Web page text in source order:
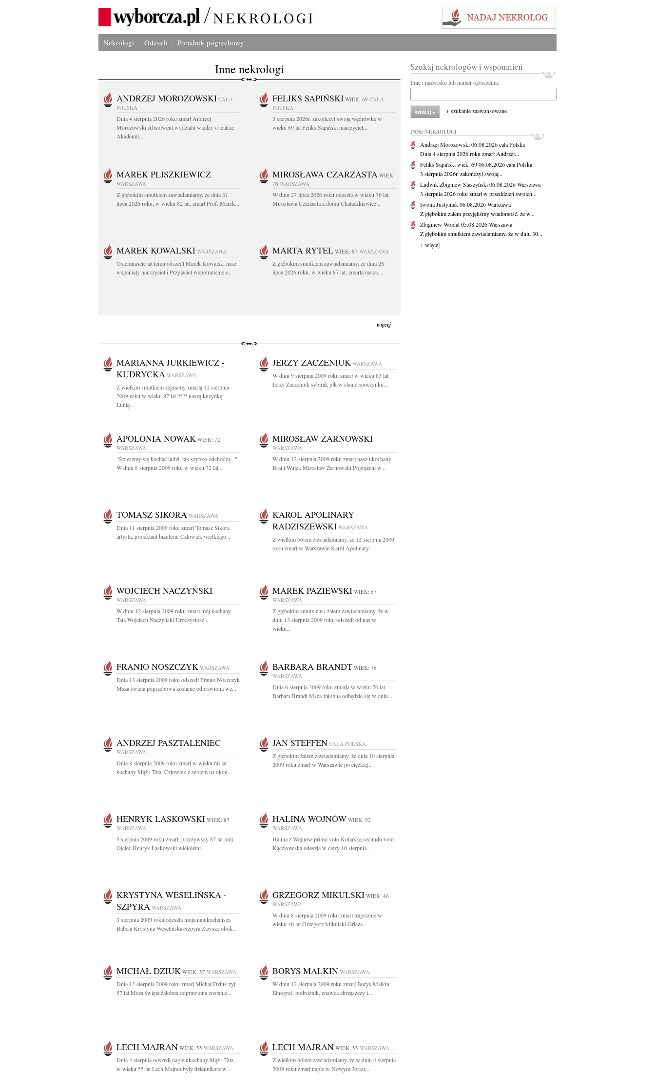
Nekrologi Odeszli Poradnik pogrzebowy
Inne nekrologi
ANDRZEJ MOROZOWSKI CAŁA
POLSKA
Dnia 4 sierpnia 2026 roku zmarł Andrzej
Morozowski Absolwent wydziału wiedzy o teatrze
Akademii...
FELIKS SAPIŃSKI WIEK: 69 CAŁA
POLSKA
3 sierpnia 2026r. zakończył swoją wędrówkę w
wieku 69 lat Feliks Sapiński nauczyciel...
MAREK PLISZKIEWICZ
WARSZAWA
Z głębokim smutkiem zawiadamiamy, że dnia 31
lipca 2026 roku, w wieku 82 lat, zmarł Prof. Marek...
MIROSŁAWA CZARZASTA WIEK:
76 WARSZAWA
W dniu 27 lipca 2026 roku odeszła w wieku 76 lat
Mirosława Czarzasta z domu Chałaczkiewicz...
MAREK KOWALSKI WARSZAWA
Osiemnaście lat temu odszedł Marek Kowalski nasz
wspaniały nauczyciel i Przyjaciel wspomnienie o...
MARTA RYTEL WIEK: 87 WARSZAWA
Z głębokim smutkiem zawiadamiamy, że dnia 28
lipca 2026 roku, w wieku 87 lat, zmarła nasza...
więcej
MARIANNA JURKIEWICZ -
KUDRYCKA WARSZAWA
Z wielkim smutkiem żegnamy zmarłą 11 sierpnia
2009 roku w wieku 87 lat ???? naszą kuzynkę
Lunię...
JERZY ZACZENIUK WARSZAWA
W dniu 9 sierpnia 2009 roku zmarł w wieku 83 lat
Jerzy Zaczeniuk sybirak płk w stanie spoczynku...
APOLONIA NOWAK WIEK: 72
WARSZAWA
"Śpieszmy się kochać ludzi, tak szybko odchodzą..."
W dniu 8 sierpnia 2009 roku w wieku 72 lat...
MIROSŁAW ŻARNOWSKI
WARSZAWA
W dniu 12 sierpnia 2009 roku zmarł nasz ukochany
Brat i Wujek Mirosław Żarnowski Pogrążeni w...
TOMASZ SIKORA WARSZAWA
Dnia 11 sierpnia 2009 roku zmarł Tomasz Sikora
artysta, projektant biżuterii, Człowiek wielkiego...
KAROL APOLINARY
RADZISZEWSKI WARSZAWA
Z wielkim bólem zawiadamiamy, że 12 sierpnia 2009
roku zmarł w Warszawie Karol Apolinary...
WOJCIECH NACZYŃSKI
WARSZAWA
W dniu 12 sierpnia 2009 roku zmarł mój kochany
Tata Wojciech Naczyński Uroczystość...
MAREK PAZIEWSKI WIEK: 67
WARSZAWA
Z głębokim smutkiem i żalem zawiadamiamy, że w
dniu 13 sierpnia 2009 roku odszedł od nas w
wieku...
FRANIO NOSZCZYK WARSZAWA
Dnia 13 sierpnia 2009 roku odszedł Franio Noszczyk
Msza święta pogrzebowa zostanie odprawiona we...
BARBARA BRANDT WIEK: 76
WARSZAWA
Dnia 6 sierpnia 2009 roku zmarła w wieku 76 lat
Barbara Brandt Msza żałobna odbędzie się w dniu...
ANDRZEJ PASZTALENIEC
WARSZAWA
Dnia 8 sierpnia 2009 roku zmarł w wieku 66 lat
kochany Mąż i Tata, Człowiek z sercem na dłoni...
JAN STEFFEN CAŁA POLSKA
Z głębokim żalem zawiadamiamy, że dnia 10 sierpnia
2009 roku zmarł w Warszawie po ciężkiej...
HENRYK LASKOWSKI WIEK: 87
WARSZAWA
5 sierpnia 2009 roku zmarł, przeżywszy 87 lat mój
Ojciec Henryk Laskowski wieloletni...
HALINA WOJNÓW WIEK: 92
WARSZAWA
Halina z Wojnów primo voto Kotarska secundo voto
Kączkowska odeszła w ciszy 10 sierpnia...
KRYSTYNA WESELIŃSKA -
SZPYRA WARSZAWA
3 sierpnia 2009 roku odeszła moja najukochańsza
Babcia Krystyna Weselińska-Szpyra Zawsze obok...
GRZEGORZ MIKULSKI WIEK: 46
WARSZAWA
W dniu 8 sierpnia 2009 roku zmarł tragicznie w
wieku 46 lat Grzegorz Mikulski Grisza...
MICHAŁ DZIUK WIEK: 57 WARSZAWA
Dnia 12 sierpnia 2009 roku zmarł Michał Dziuk żył
57 lat Msza święta żałobna odprawiona zostanie...
BORYS MALKIN WARSZAWA
W dniu 12 sierpnia 2009 roku zmarł Borys Malkin
Etnograf, podróżnik, znawca chrząszczy i...
LECH MAJRAN WIEK: 55 WARSZAWA
Dnia 4 sierpnia odszedł nagle ukochany Mąż i Tata,
w wieku 55 lat Lech Majran były dziennikarz w...
LECH MAJRAN WIEK: 55 WARSZAWA
Z wielkim bólem zawiadamiamy, że w dniu 4 sierpnia
2009 roku zmarł nagle w Nowym Jorku,...
Szukaj nekrologów i wspomnień
Imię i nazwisko lub numer ogłoszenia:
+ szukanie zaawansowane
INNE NEKROLOGI
Andrzej Morozowski06.08.2026cała Polska
Dnia 4 sierpnia 2026 roku zmarł Andrzej...
Feliks Sapińskiwiek: 6906.08.2026cała Polska
3 sierpnia 2026r. zakończył swoją...
Ludwik Zbigniew Staszyński06.08.2026Warszawa
3 sierpnia 2026 roku zmarł w przeddzień swoich...
Iwona Justyniak06.08.2026Warszawa
Z głębokim żalem przyjęliśmy wiadomość, że w...
Zbigniew Wojdat05.08.2026Warszawa
Z głębokim smutkiem zawiadamiamy, że w dniu 30...
+ więcej